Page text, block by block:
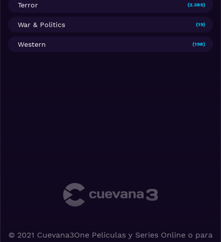
Terror (2.385)
War & Politics (19)
Western (198)
© 2021 Cuevana3One Peliculas y Series Online o para